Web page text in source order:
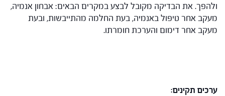
ולהפך. את הבדיקה מקובל לבצע במקרים הבאים: אבחון אנמיה,
מעקב אחר טיפול באנמיה, בעת החלמה מהתייבשות, ובעת
מעקב אחר דימום והערכת חומרתו.
ערכים תקינים: